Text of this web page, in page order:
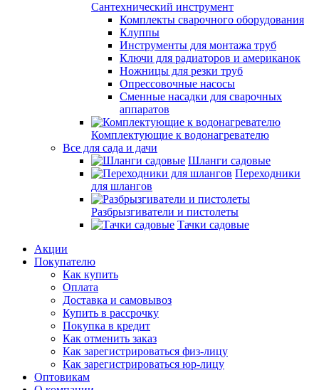
Сантехнический инструмент
Комплекты сварочного оборудования
Клуппы
Инструменты для монтажа труб
Ключи для радиаторов и американок
Ножницы для резки труб
Опрессовочные насосы
Сменные насадки для сварочных
аппаратов
Комплектующие к водонагревателю
Все для сада и дачи
Шланги садовые
Переходники
для шлангов
Разбрызгиватели и пистолеты
Тачки садовые
Акции
Покупателю
Как купить
Оплата
Доставка и самовывоз
Купить в рассрочку
Покупка в кредит
Как отменить заказ
Как зарегистрироваться физ-лицу
Как зарегистрироваться юр-лицу
Оптовикам